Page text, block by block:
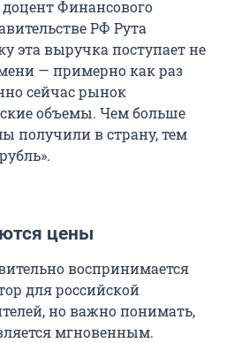
Финансового
РФ Рута
эта выручка поступает не
— примерно как раз
сейчас рынок
объемы. Чем больше
получили в страну, тем
цены
воспринимается
для российской
но важно понимать,
мгновенным.